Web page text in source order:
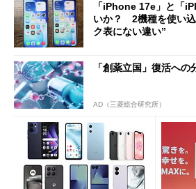
「iPhone 17e」と「
いか？ 2機種を使い
ク表にない違い”
「創薬立国」復活への
AD（三菱総合研究所）